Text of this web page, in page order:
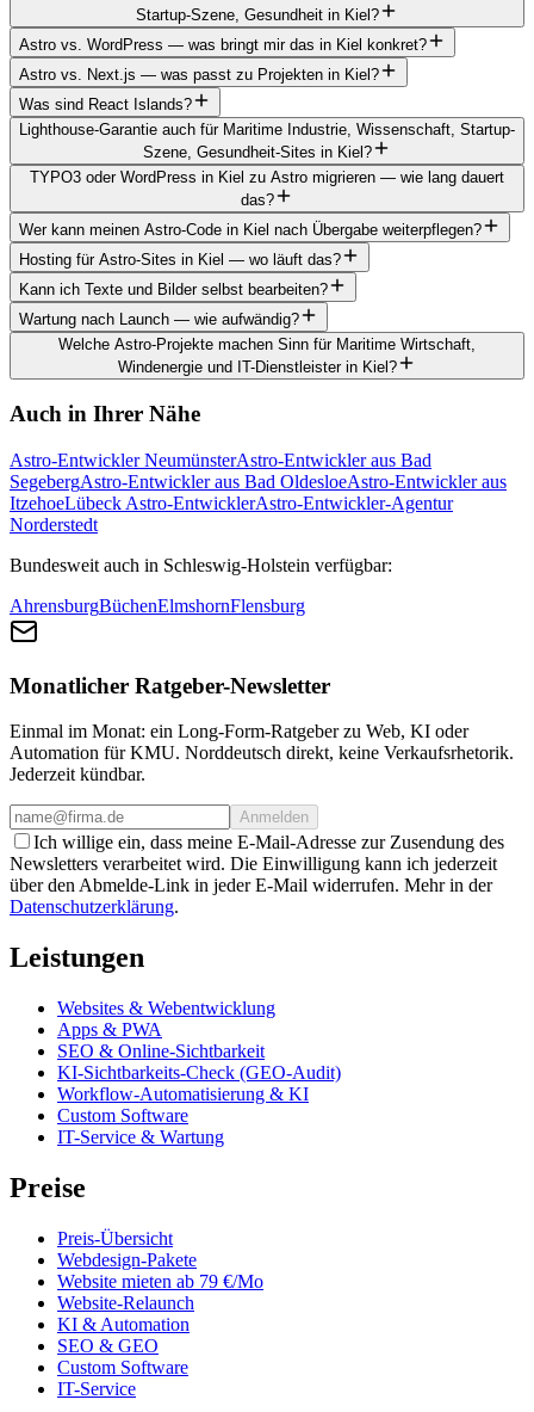
Startup-Szene, Gesundheit in Kiel?
Astro vs. WordPress — was bringt mir das in Kiel konkret?
Astro vs. Next.js — was passt zu Projekten in Kiel?
Was sind React Islands?
Lighthouse-Garantie auch für Maritime Industrie, Wissenschaft, Startup-
Szene, Gesundheit-Sites in Kiel?
TYPO3 oder WordPress in Kiel zu Astro migrieren — wie lang dauert
das?
Wer kann meinen Astro-Code in Kiel nach Übergabe weiterpflegen?
Hosting für Astro-Sites in Kiel — wo läuft das?
Kann ich Texte und Bilder selbst bearbeiten?
Wartung nach Launch — wie aufwändig?
Welche Astro-Projekte machen Sinn für Maritime Wirtschaft,
Windenergie und IT-Dienstleister in Kiel?
Auch in Ihrer Nähe
Astro-Entwickler NeumünsterAstro-Entwickler aus Bad
SegebergAstro-Entwickler aus Bad OldesloeAstro-Entwickler aus
ItzehoeLübeck Astro-EntwicklerAstro-Entwickler-Agentur
Norderstedt
Bundesweit auch in Schleswig-Holstein verfügbar:
AhrensburgBüchenElmshornFlensburg
Monatlicher Ratgeber-Newsletter
Einmal im Monat: ein Long-Form-Ratgeber zu Web, KI oder
Automation für KMU. Norddeutsch direkt, keine Verkaufsrhetorik.
Jederzeit kündbar.
Anmelden
Ich willige ein, dass meine E-Mail-Adresse zur Zusendung des
Newsletters verarbeitet wird. Die Einwilligung kann ich jederzeit
über den Abmelde-Link in jeder E-Mail widerrufen. Mehr in der
Datenschutzerklärung.
Leistungen
Websites & Webentwicklung
Apps & PWA
SEO & Online-Sichtbarkeit
KI-Sichtbarkeits-Check (GEO-Audit)
Workflow-Automatisierung & KI
Custom Software
IT-Service & Wartung
Preise
Preis-Übersicht
Webdesign-Pakete
Website mieten ab 79 €/Mo
Website-Relaunch
KI & Automation
SEO & GEO
Custom Software
IT-Service